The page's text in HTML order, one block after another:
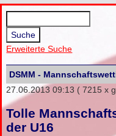
Erweiterte Suche
DSMM -
27.06.2013 09:13 ( 7215 x
Tolle
der U16